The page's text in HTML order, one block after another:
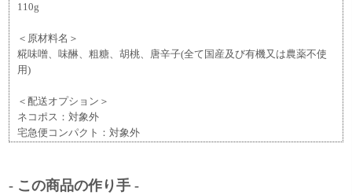
110g
＜原材料名＞
糀味噌、味醂、粗糖、胡桃、唐辛子(全て国産及び有機又は農薬不使
用)
＜配送オプション＞
ネコポス：対象外
宅急便コンパクト：対象外
- この商品の作り手 -